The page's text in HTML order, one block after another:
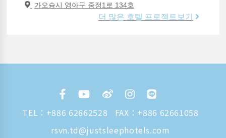
가오슝시 영아구 중정1로 134호
더 많은 호텔 프로젝트보기
TEL： +886 62662528
FAX：+886 62661058
rsvn.td@justsleephotels.com